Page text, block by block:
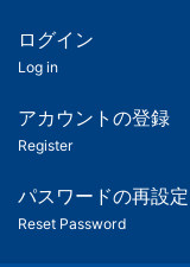
ツ
匿
名
ユ
ー
ログイン
Log in
アカウントの登録
Register
パスワードの再設定
Reset Password